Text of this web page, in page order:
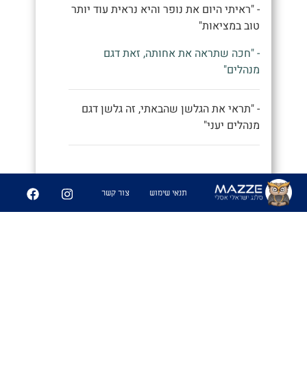
- "ראיתי היום את נופר והיא נראית עוד יותר
טוב במציאות"
- "חכה שתראה את אחותה, זאת דגם
מנהלים"
- "תראי את הגלשן שהבאתי, זה גלשן דגם
מנהלים יעני"
תנאי שימוש צור קשר